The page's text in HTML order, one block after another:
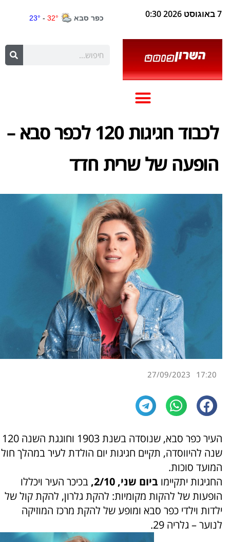
7 באוגוסט 2026 0:30
לכבוד חגיגות 120 לכפר סבא –
הופעה של שרית חדד
17:20
27/09/2023
העיר כפר סבא, שנוסדה בשנת 1903 וחוגגת השנה 120
שנה להיווסדה, תקיים חגיגות יום הולדת לעיר במהלך חול
המועד סוכות.
החגיגות יתקיימו ביום שני, 2/10,
בכיכר העיר ויכללו
הופעות של להקות מקומיות: להקת גלרון, להקת קול של
ילדות וילדי כפר סבא ומופע של להקת מרכז המוזיקה
לנוער – גלריה 29.